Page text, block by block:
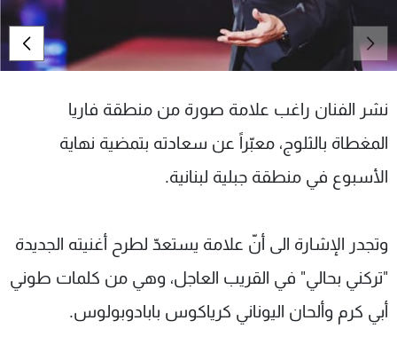
نشر الفنان راغب علامة صورة من منطقة فاريا
المغطاة بالثلوج، معبّراً عن سعادته بتمضية نهاية
الأسبوع في منطقة جبلية لبنانية.
وتجدر الإشارة الى أنّ علامة يستعدّ لطرح أغنيته الجديدة
"تركني بحالي" في القريب العاجل، وهي من كلمات طوني
أبي كرم وألحان اليوناني كرياكوس بابادوبولوس.
شاهد البرامج
الترددات
عن MTV
الإنـتـاج
لاعلاناتكم
وظائف
تواصل معنا
شروط الإسـتخدام
سياسة الخصوصية